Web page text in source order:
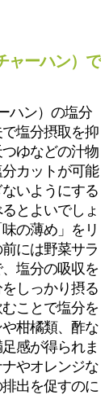
ャーハン）で
ハン）の塩分
塩分摂取を抑
ゆなどの汁物
カットが可能
いようにする
とよいでしょ
の薄め」をリ
には野菜サラ
塩分の吸収を
しっかり摂る
ことで塩分を
柑橘類、酢な
感が得られま
やオレンジな
出を促すのに